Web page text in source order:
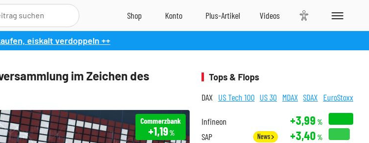
eiskalt verdoppeln ++
im Zeichen des
Commerzbank
+1,19%
Tops & Flops
DAX US Tech 100 US 30 MDAX SDAX EuroStoxx
Infineon +3,99 %
SAP News +3,40 %